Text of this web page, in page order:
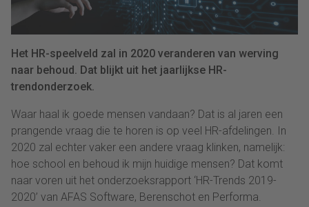
Het HR-speelveld zal in 2020 veranderen van werving
naar behoud. Dat blijkt uit het jaarlijkse HR-
trendonderzoek.
Waar haal ik goede mensen vandaan? Dat is al jaren een
prangende vraag die te horen is op veel HR-afdelingen. In
2020 zal echter vaker een andere vraag klinken, namelijk:
hoe school en behoud ik mijn huidige mensen? Dat komt
naar voren uit het onderzoeksrapport ‘HR-Trends 2019-
2020’ van AFAS Software, Berenschot en Performa.